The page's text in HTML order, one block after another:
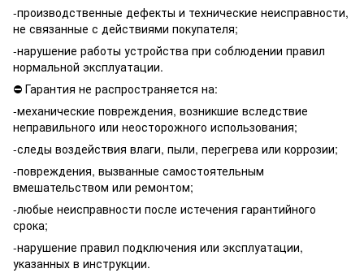
-производственные дефекты и технические неисправности,
не связанные с действиями покупателя;
-нарушение работы устройства при соблюдении правил
нормальной эксплуатации.
⛔️ Гарантия не распространяется на:
-механические повреждения, возникшие вследствие
неправильного или неосторожного использования;
-следы воздействия влаги, пыли, перегрева или коррозии;
-повреждения, вызванные самостоятельным
вмешательством или ремонтом;
-любые неисправности после истечения гарантийного
срока;
-нарушение правил подключения или эксплуатации,
указанных в инструкции.